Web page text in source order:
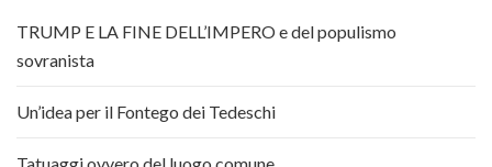
TRUMP E LA FINE DELL’IMPERO e del populismo
sovranista
Un’idea per il Fontego dei Tedeschi